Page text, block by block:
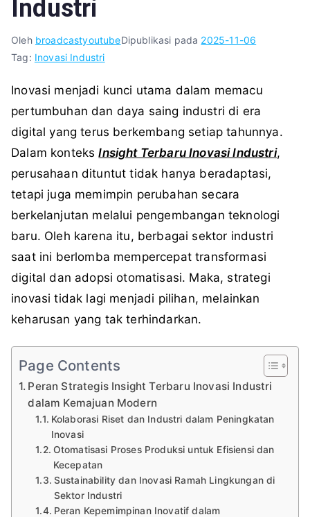
Industri
Oleh broadcastyoutubeDipublikasi pada 2025-11-06
Tag: Inovasi Industri
Inovasi menjadi kunci utama dalam memacu
pertumbuhan dan daya saing industri di era
digital yang terus berkembang setiap tahunnya.
Dalam konteksInsight Terbaru Inovasi Industri,
perusahaan dituntut tidak hanya beradaptasi,
tetapi juga memimpin perubahan secara
berkelanjutan melalui pengembangan teknologi
baru. Oleh karena itu, berbagai sektor industri
saat ini berlomba mempercepat transformasi
digital dan adopsi otomatisasi. Maka, strategi
inovasi tidak lagi menjadi pilihan, melainkan
keharusan yang tak terhindarkan.
Page Contents
Peran Strategis Insight Terbaru Inovasi Industri
dalam Kemajuan Modern
Kolaborasi Riset dan Industri dalam Peningkatan
Inovasi
Otomatisasi Proses Produksi untuk Efisiensi dan
Kecepatan
Sustainability dan Inovasi Ramah Lingkungan di
Sektor Industri
Peran Kepemimpinan Inovatif dalam